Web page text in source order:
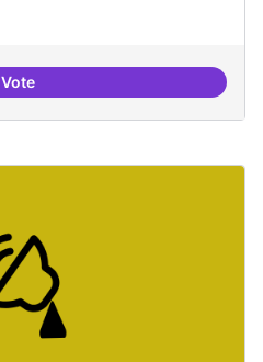
VoteActividades vinculadas a la